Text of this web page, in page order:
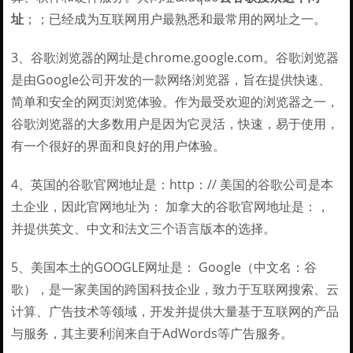
址 ；；已经成为互联网用户最熟悉和最常用的网址之一。
3、谷歌浏览器的网址是chrome.google.com。谷歌浏览器
是由Google公司开发的一款网络浏览器，旨在提供快速、
简单和安全的网页浏览体验。作为最受欢迎的浏览器之一，
谷歌浏览器的大多数用户是因为它灵活，快速，易于使用，
有一个很好的界面和良好的用户体验。
4、英国的谷歌官网地址是：http：// 美国的谷歌公司是本
土企业，因此官网地址为： 加拿大的谷歌官网地址是：，
并提供英文、中文和法文三个语言版本的选择。
5、美国本土的GOOGLE网址是： Google（中文名：谷
歌），是一家美国的跨国科技企业，致力于互联网搜索、云
计算、广告技术等领域，开发并提供大量基于互联网的产品
与服务，其主要利润来自于AdWords等广告服务。